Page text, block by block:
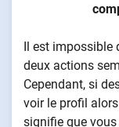
Il est impossible
deux actions
Cependant, si
voir le profil
signifie que